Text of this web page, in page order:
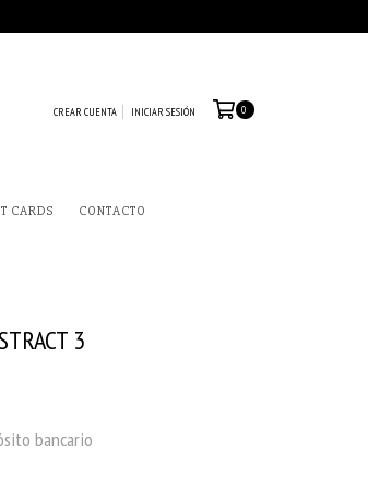
CREAR CUENTA INICIAR SESIÓN 0
CARDS CONTACTO
3
bancario